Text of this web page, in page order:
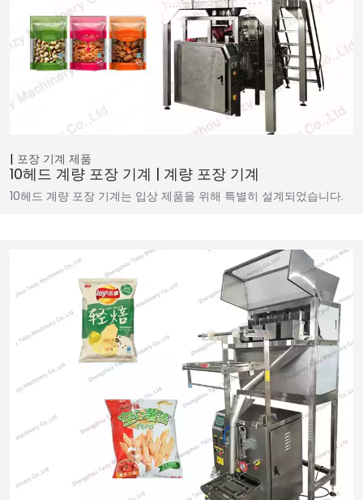
포장 기계 제품
10헤드 계량 포장 기계 | 계량 포장 기계
10헤드 계량 포장 기계는 입상 제품을 위해 특별히 설계되었습니다.